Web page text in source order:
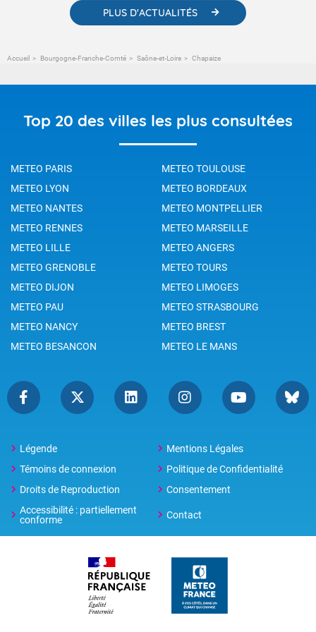
PLUS D'ACTUALITÉS
Accueil Bourgogne-Franche-Comté Saône-et-Loire Chapaize
Top 20 des villes les plus consultées
METEO PARIS
METEO TOULOUSE
METEO LYON
METEO BORDEAUX
METEO NANTES
METEO MONTPELLIER
METEO RENNES
METEO MARSEILLE
METEO LILLE
METEO ANGERS
METEO GRENOBLE
METEO TOURS
METEO DIJON
METEO LIMOGES
METEO PAU
METEO STRASBOURG
METEO NANCY
METEO BREST
METEO BESANCON
METEO LE MANS
Légende
Mentions Légales
Témoins de connexion
Politique de Confidentialité
Droits de Reproduction
Consentement
Accessibilité : partiellement
conforme
Contact